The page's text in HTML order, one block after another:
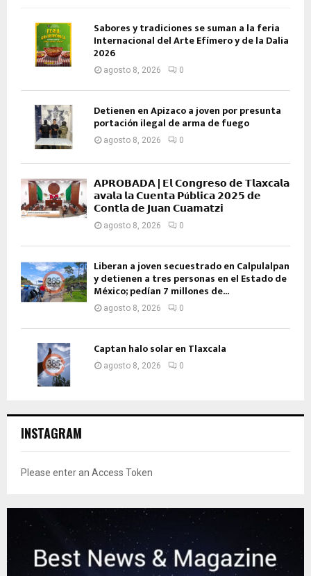
Sabores y tradiciones se suman a la feria
Internacional del Arte Efímero y de la Dalia
2026
agosto 8, 2026 0
Detienen en Apizaco a joven por presunta
portación ilegal de arma de fuego
agosto 8, 2026 0
𝗔𝗣𝗥𝗢𝗕𝗔𝗗𝗔 | 𝗘𝗹 𝗖𝗼𝗻𝗴𝗿𝗲𝘀𝗼 𝗱𝗲 𝗧𝗹𝗮𝘅𝗰𝗮𝗹𝗮
𝗮𝘃𝗮𝗹𝗮 𝗹𝗮 𝗖𝘂𝗲𝗻𝘁𝗮 𝗣ú𝗯𝗹𝗶𝗰𝗮 𝟮𝟬𝟮𝟱 𝗱𝗲
𝗖𝗼𝗻𝘁𝗹𝗮 𝗱𝗲 𝗝𝘂𝗮𝗻 𝗖𝘂𝗮𝗺𝗮𝘁𝘇𝗶
agosto 8, 2026 0
Liberan a joven secuestrado en Calpulalpan
y detienen a tres personas en el Estado de
México; pedían 7 millones de...
agosto 8, 2026 0
Captan halo solar en Tlaxcala
agosto 8, 2026 0
INSTAGRAM
Please enter an Access Token